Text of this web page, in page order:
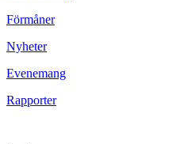
Förmåner
Nyheter
Evenemang
Rapporter